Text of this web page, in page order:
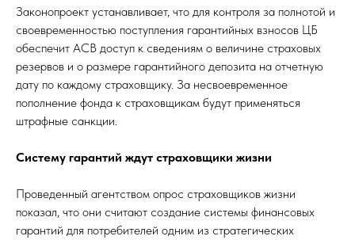
Законопроект устанавливает, что для контроля за полнотой и
своевременностью поступления гарантийных взносов ЦБ
обеспечит АСВ доступ к сведениям о величине страховых
резервов и о размере гарантийного депозита на отчетную
дату по каждому страховщику. За несвоевременное
пополнение фонда к страховщикам будут применяться
штрафные санкции.
Систему гарантий ждут страховщики жизни
Проведенный агентством опрос страховщиков жизни
показал, что они считают создание системы финансовых
гарантий для потребителей одним из стратегических